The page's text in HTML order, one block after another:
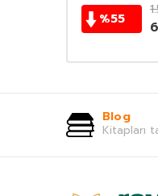
%55
Blog
Kitapları